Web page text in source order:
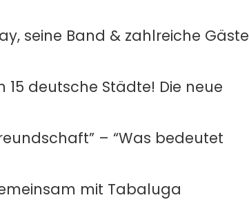
seine Band & zahlreiche Gäste
deutsche Städte! Die neue
– “Was bedeutet
mit Tabaluga